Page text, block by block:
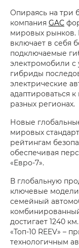
Опираясь на три
компания GAC
мировых рынков.
включает в себя
подключаемые
электромобили с
гибриды
электрические
адаптироваться
разных регионах.
Новые
мировых
рейтингам
обеспечивая
«Евро‑7».
В глобальную
ключевые
семейный
достигает 1240
«Топ‑10 REEV» –
технологичным